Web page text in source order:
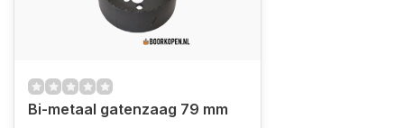
Bi-metaal gatenzaag 79 mm